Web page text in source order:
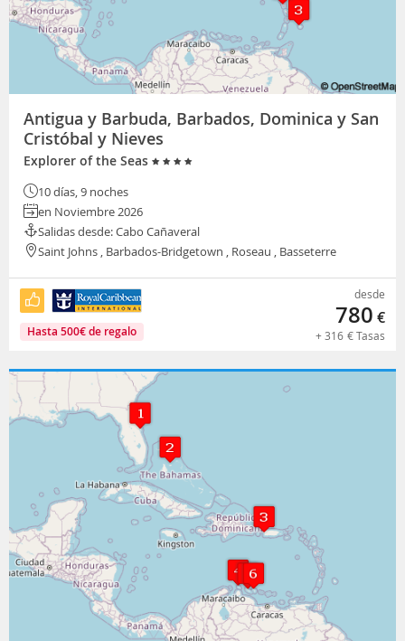
Antigua y Barbuda, Barbados, Dominica y San
Cristóbal y Nieves
Explorer of the Seas
10 días, 9 noches
en Noviembre 2026
Salidas desde: Cabo Cañaveral
Saint Johns , Barbados-Bridgetown , Roseau , Basseterre
Hasta 500€de regalo
desde
780 €
+ 316 €Tasas